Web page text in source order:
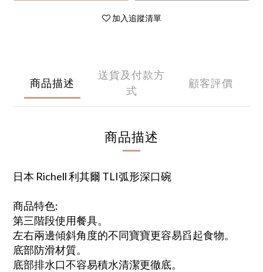
加入追蹤清單
商品描述
送貨及付款方
式
顧客評價
商品描述
日本 Richell 利其爾 TLI弧形深口碗
商品特色:
第三階段使用餐具。
左右兩邊傾斜角度的不同寶寶更容易舀起食物。
底部防滑材質。
底部排水口不容易積水清潔更徹底。